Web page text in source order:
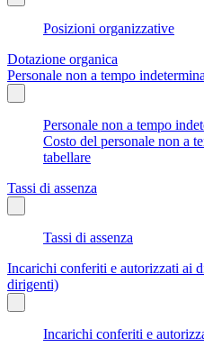
Posizioni organizzative
Dotazione organica
Personale non a tempo
Personale non a tempo
Costo del personale non a
tabellare
Tassi di assenza
Tassi di assenza
Incarichi conferiti e autorizzati ai
dirigenti)
Incarichi conferiti e